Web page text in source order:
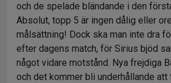
och de spelade bländande i den
Absolut, topp 5 är ingen dålig eller
målsättning! Dock ska man inte dra
efter dagens match, för Sirius bjöd
något vidare motstånd. Nya frejdiga
och det kommer bli underhållande att